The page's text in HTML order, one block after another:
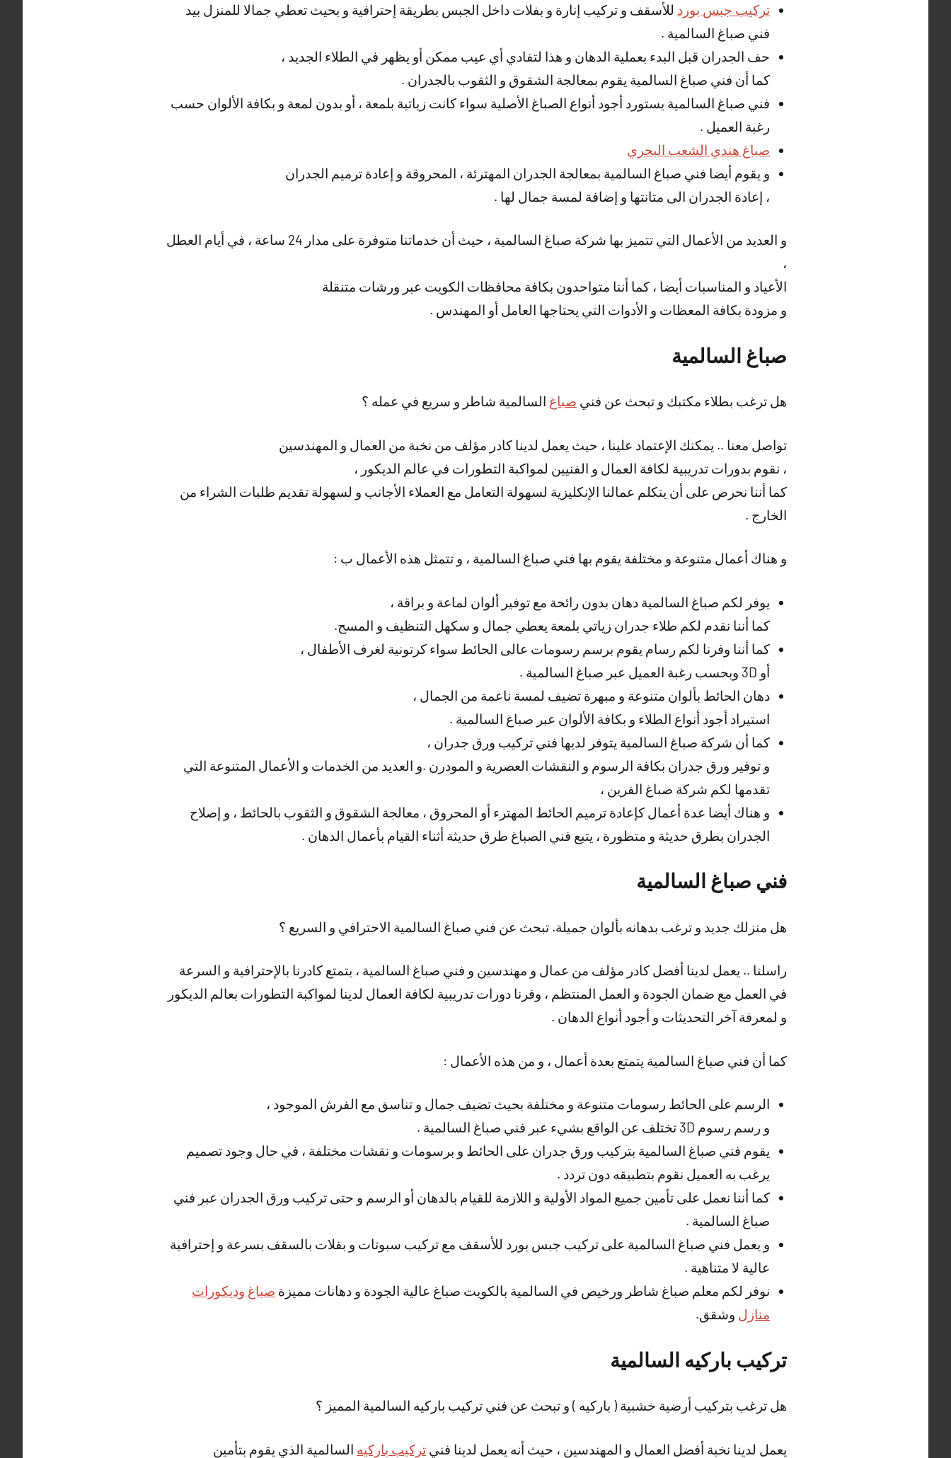
تركيب جبس بورد للأسقف و تركيب إنارة و بفلات داخل الجبس بطريقة إحترافية و بحيث تعطي جمالا للمنزل بيد
فني صباغ السالمية .
حف الجدران قبل البدء بعملية الدهان و هذا لتفادي أي عيب ممكن أو يظهر في الطلاء الجديد ،
كما أن فني صباغ السالمية يقوم بمعالجة الشقوق و الثقوب بالجدران .
فني صباغ السالمية يستورد أجود أنواع الصباغ الأصلية سواء كانت زياتية بلمعة ، أو بدون لمعة و بكافة الألوان حسب
رغبة العميل .
صباغ هندي الشعب البحري
و يقوم أيضا فني صباغ السالمية بمعالجة الجدران المهترئة ، المحروقة و إعادة ترميم الجدران
، إعادة الجدران الى متانتها و إضافة لمسة جمال لها .
و العديد من الأعمال التي تتميز بها شركة صباغ السالمية ، حيث أن خدماتنا متوفرة على مدار 24 ساعة ، في أيام العطل
،
الأعياد و المناسبات أيضا ، كما أننا متواحدون بكافة محافظات الكويت عبر ورشات متنقلة
و مزودة بكافة المعظات و الأدوات التي يحتاجها العامل أو المهندس .
صباغ السالمية
هل ترغب بطلاء مكتبك و تبحث عن فني صباغ السالمية شاطر و سريع في عمله ؟
تواصل معنا .. يمكنك الإعتماد علينا ، حيث يعمل لدينا كادر مؤلف من نخبة من العمال و المهندسين
، نقوم بدورات تدريبية لكافة العمال و الفنيين لمواكبة التطورات في عالم الديكور ،
كما أننا نحرص على أن يتكلم عمالنا الإنكليزية لسهولة التعامل مع العملاء الأجانب و لسهولة تقديم طلبات الشراء من
الخارج .
و هناك أعمال متنوعة و مختلفة يقوم بها فني صباغ السالمية ، و تتمثل هذه الأعمال ب :
يوفر لكم صباغ السالمية دهان بدون رائحة مع توفير ألوان لماعة و براقة ،
كما أننا نقدم لكم طلاء جدران زياتي بلمعة يعطي جمال و سكهل التنظيف و المسح.
كما أننا وفرنا لكم رسام يقوم برسم رسومات عالى الحائط سواء كرتونية لغرف الأطفال ،
أو 3D وبحسب رغبة العميل عبر صباغ السالمية .
دهان الحائط بألوان متنوعة و مبهرة تضيف لمسة ناعمة من الجمال ،
استيراد أجود أنواع الطلاء و بكافة الألوان عبر صباغ السالمية .
كما أن شركة صباغ السالمية يتوفر لديها فني تركيب ورق جدران ،
و توفير ورق جدران بكافة الرسوم و النقشات العصرية و المودرن .و العديد من الخدمات و الأعمال المتنوعة التي
تقدمها لكم شركة صباغ الفرين ،
و هناك أيضا عدة أعمال كإعادة ترميم الحائط المهترء أو المحروق ، معالجة الشقوق و الثقوب بالحائط ، و إصلاح
الجدران بطرق حديثة و متطورة ، يتبع فني الصباغ طرق حديثة أثناء القيام بأعمال الدهان .
فني صباغ السالمية
هل منزلك جديد و ترغب بدهانه بألوان جميلة. تبحث عن فني صباغ السالمية الاحترافي و السريع ؟
راسلنا .. يعمل لدينا أفضل كادر مؤلف من عمال و مهندسين و فني صباغ السالمية ، يتمتع كادرنا بالإحترافية و السرعة
في العمل مع ضمان الجودة و العمل المنتظم ، وفرنا دورات تدريبية لكافة العمال لدينا لمواكبة التطورات بعالم الديكور
و لمعرفة آخر التحديثات و أجود أنواع الدهان .
كما أن فني صباغ السالمية يتمتع بعدة أعمال ، و من هذه الأعمال :
الرسم على الحائط رسومات متنوعة و مختلفة بحيث تضيف جمال و تناسق مع الفرش الموجود ،
و رسم رسوم 3D تختلف عن الواقع بشيء عبر فني صباغ السالمية .
يقوم فني صباغ السالمية بتركيب ورق جدران على الحائط و برسومات و نقشات مختلفة ، في حال وجود تصميم
يرغب به العميل نقوم بتطبيقه دون تردد .
كما أننا نعمل على تأمين جميع المواد الأولية و اللازمة للقيام بالدهان أو الرسم و حتى تركيب ورق الجدران عبر فني
صباغ السالمية .
و يعمل فني صباغ السالمية على تركيب جبس بورد للأسقف مع تركيب سبوتات و بفلات بالسقف بسرعة و إحترافية
عالية لا متناهية .
نوفر لكم معلم صباغ شاطر ورخيص في السالمية بالكويت صباغ عالية الجودة و دهانات مميزة صباغ وديكورات
منازل وشقق.
تركيب باركيه السالمية
هل ترغب بتركيب أرضية خشبية ( باركيه ) و تبحث عن فني تركيب باركيه السالمية المميز ؟
يعمل لدينا نخبة أفضل العمال و المهندسين ، حيث أنه يعمل لدينا فني تركيب باركيه السالمية الذي يقوم بتأمين